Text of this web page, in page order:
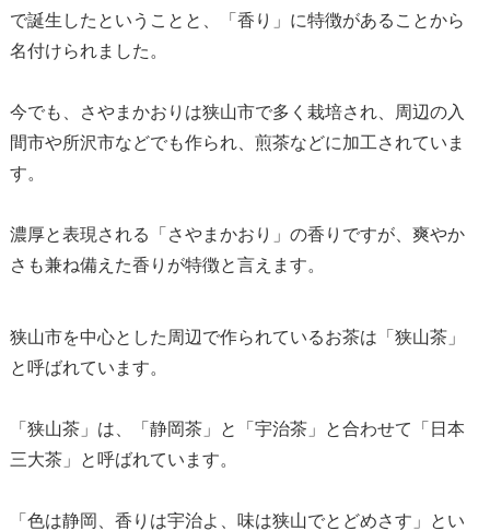
で誕生したということと、「香り」に特徴があることから
名付けられました。
今でも、さやまかおりは狭山市で多く栽培され、周辺の入
間市や所沢市などでも作られ、煎茶などに加工されていま
す。
濃厚と表現される「さやまかおり」の香りですが、爽やか
さも兼ね備えた香りが特徴と言えます。
狭山市を中心とした周辺で作られているお茶は「狭山茶」
と呼ばれています。
「狭山茶」は、「静岡茶」と「宇治茶」と合わせて「日本
三大茶」と呼ばれています。
「色は静岡、香りは宇治よ、味は狭山でとどめさす」とい